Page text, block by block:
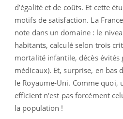
d’égalité et de coûts. Et cette
motifs de satisfaction. La
note dans un domaine : le
habitants, calculé selon trois
mortalité infantile, décès évités
médicaux). Et, surprise, en bas
le Royaume-Uni. Comme quoi,
efficient n'est pas forcément
la population !